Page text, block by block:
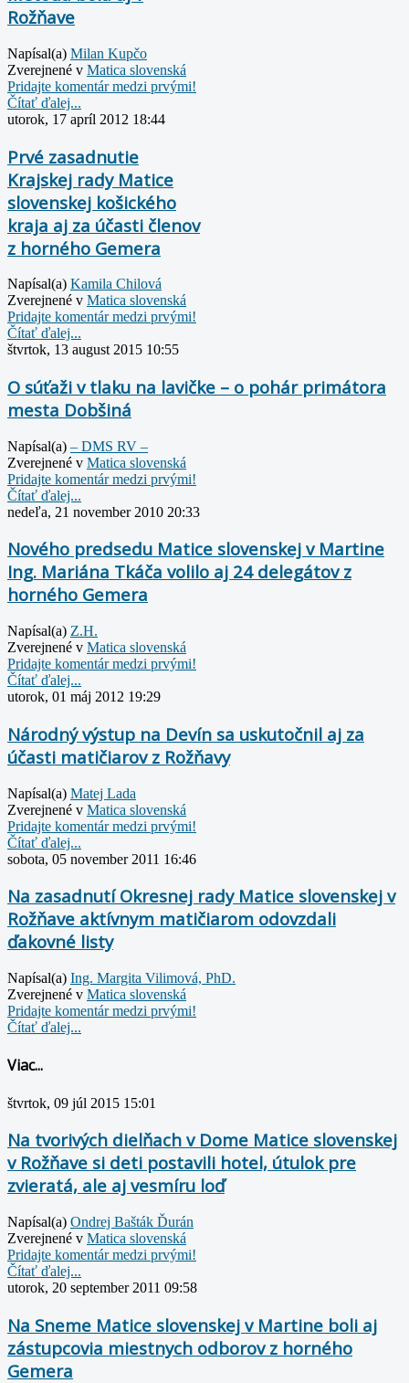
Rožňave
Napísal(a) Milan Kupčo
Zverejnené v Matica slovenská
Pridajte komentár medzi prvými!
Čítať ďalej...
utorok, 17 apríl 2012 18:44
Prvé zasadnutie
Krajskej rady Matice
slovenskej košického
kraja aj za účasti členov
z horného Gemera
Napísal(a) Kamila Chilová
Zverejnené v Matica slovenská
Pridajte komentár medzi prvými!
Čítať ďalej...
štvrtok, 13 august 2015 10:55
O súťaži v tlaku na lavičke – o pohár primátora
mesta Dobšiná
Napísal(a) – DMS RV –
Zverejnené v Matica slovenská
Pridajte komentár medzi prvými!
Čítať ďalej...
nedeľa, 21 november 2010 20:33
Nového predsedu Matice slovenskej v Martine
Ing. Mariána Tkáča volilo aj 24 delegátov z
horného Gemera
Napísal(a) Z.H.
Zverejnené v Matica slovenská
Pridajte komentár medzi prvými!
Čítať ďalej...
utorok, 01 máj 2012 19:29
Národný výstup na Devín sa uskutočnil aj za
účasti matičiarov z Rožňavy
Napísal(a) Matej Lada
Zverejnené v Matica slovenská
Pridajte komentár medzi prvými!
Čítať ďalej...
sobota, 05 november 2011 16:46
Na zasadnutí Okresnej rady Matice slovenskej v
Rožňave aktívnym matičiarom odovzdali
ďakovné listy
Napísal(a) Ing. Margita Vilimová, PhD.
Zverejnené v Matica slovenská
Pridajte komentár medzi prvými!
Čítať ďalej...
Viac...
štvrtok, 09 júl 2015 15:01
Na tvorivých dielňach v Dome Matice slovenskej
v Rožňave si deti postavili hotel, útulok pre
zvieratá, ale aj vesmíru loď
Napísal(a) Ondrej Bašták Ďurán
Zverejnené v Matica slovenská
Pridajte komentár medzi prvými!
Čítať ďalej...
utorok, 20 september 2011 09:58
Na Sneme Matice slovenskej v Martine boli aj
zástupcovia miestnych odborov z horného
Gemera